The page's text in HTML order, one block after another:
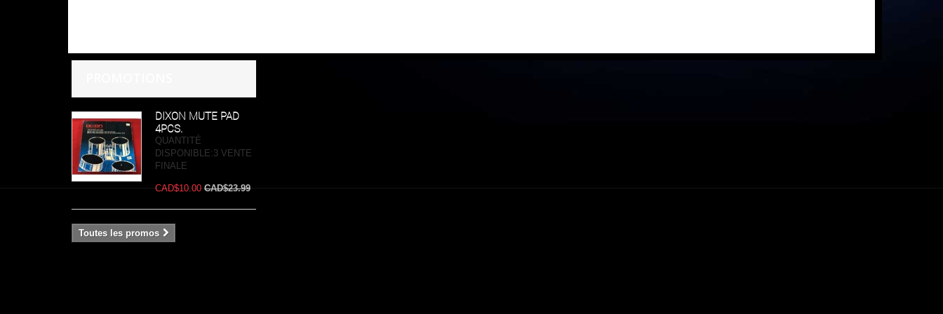
DIXON MUTE PAD
4PCS.
QUANTITÉ
DISPONIBLE:3 VENTE
FINALE
CAD$10.00 CAD$23.99
Toutes les promos